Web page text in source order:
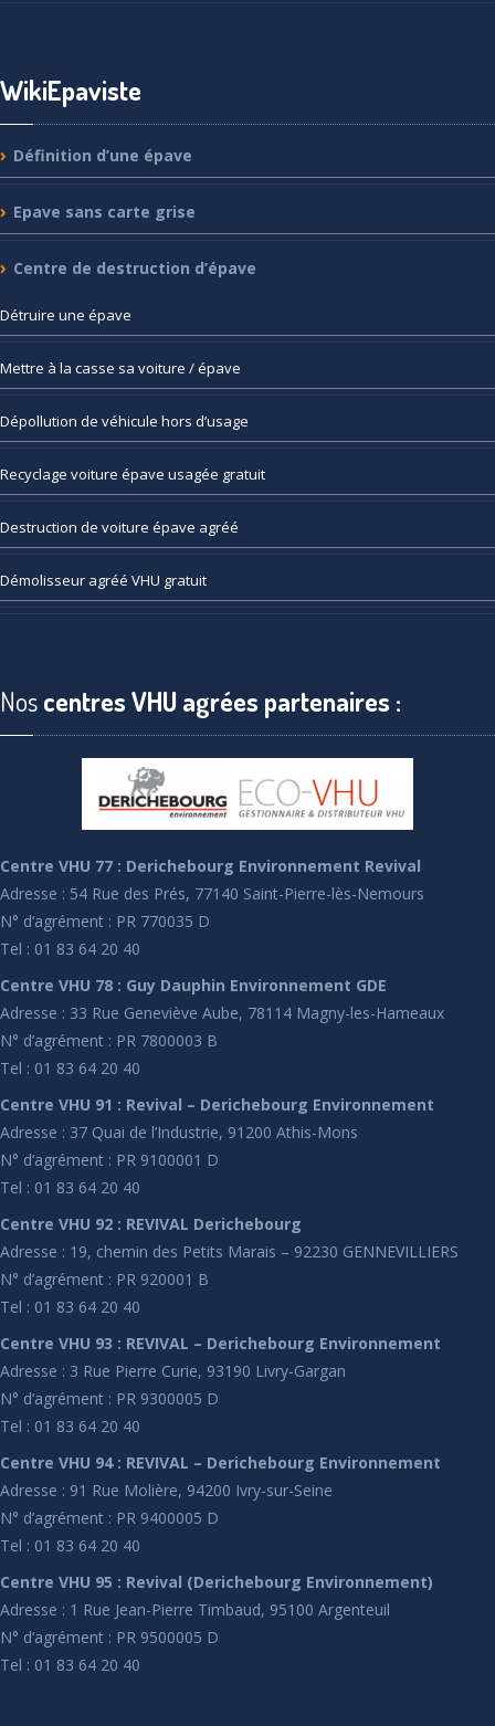
WikiEpaviste
Définition d’une épave
Epave sans carte grise
Centre de destruction d’épave
Détruire une épave
Mettre à la casse sa voiture / épave
Dépollution de véhicule hors d’usage
Recyclage voiture épave usagée gratuit
Destruction de voiture épave agréé
Démolisseur agréé VHU gratuit
Noscentres VHU agrées partenaires :
Centre VHU 77 : Derichebourg Environnement Revival
Adresse : 54 Rue des Prés, 77140 Saint-Pierre-lès-Nemours
N° d’agrément : PR 770035 D
Tel : 01 83 64 20 40
Centre VHU 78 : Guy Dauphin Environnement GDE
Adresse : 33 Rue Geneviève Aube, 78114 Magny-les-Hameaux
N° d’agrément : PR 7800003 B
Tel : 01 83 64 20 40
Centre VHU 91 : Revival – Derichebourg Environnement
Adresse : 37 Quai de l’Industrie, 91200 Athis-Mons
N° d’agrément : PR 9100001 D
Tel : 01 83 64 20 40
Centre VHU 92 : REVIVAL Derichebourg
Adresse : 19, chemin des Petits Marais – 92230 GENNEVILLIERS
N° d’agrément : PR 920001 B
Tel : 01 83 64 20 40
Centre VHU 93 : REVIVAL – Derichebourg Environnement
Adresse : 3 Rue Pierre Curie, 93190 Livry-Gargan
N° d’agrément : PR 9300005 D
Tel : 01 83 64 20 40
Centre VHU 94 : REVIVAL – Derichebourg Environnement
Adresse : 91 Rue Molière, 94200 Ivry-sur-Seine
N° d’agrément : PR 9400005 D
Tel : 01 83 64 20 40
Centre VHU 95 : Revival (Derichebourg Environnement)
Adresse : 1 Rue Jean-Pierre Timbaud, 95100 Argenteuil
N° d’agrément : PR 9500005 D
Tel : 01 83 64 20 40